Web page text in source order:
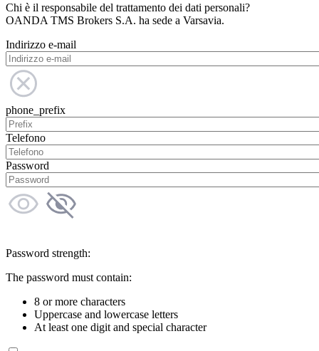
Chi è il responsabile del trattamento dei dati personali?
OANDA TMS Brokers S.A. ha sede a Varsavia.
Indirizzo e-mail
phone_prefix
Telefono
Password
Password strength:
The password must contain:
8 or more characters
Uppercase and lowercase letters
At least one digit and special character